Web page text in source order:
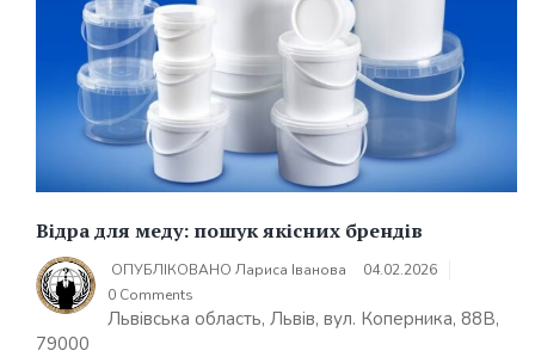
Відра для меду: пошук якісних брендів
ОПУБЛІКОВАНО Лариса Іванова
04.02.2026
0 Comments
Львівська область, Львів, вул. Коперника, 88В,
79000